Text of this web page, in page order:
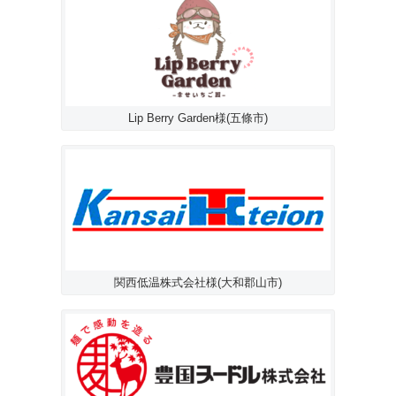
Lip Berry Garden様(五條市)
関西低温株式会社様(大和郡山市)